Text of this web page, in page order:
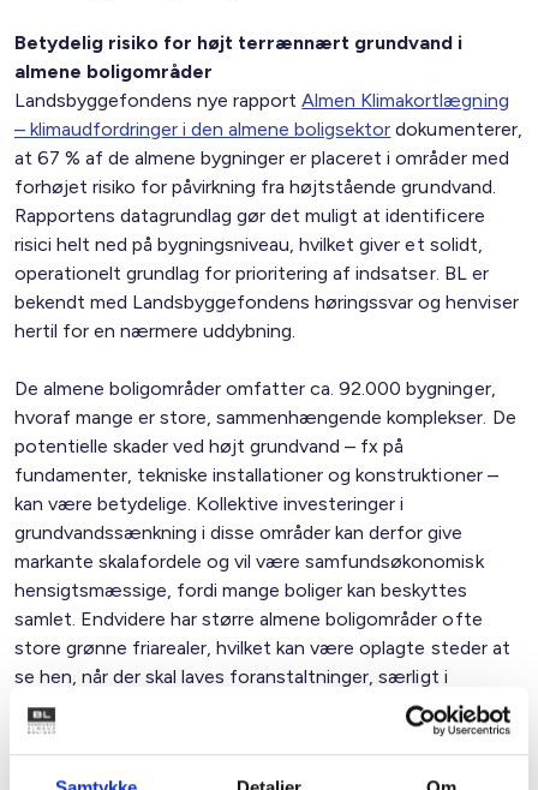
Betydelig risiko for højt terrænnært grundvand i
almene boligområder
Landsbyggefondens nye rapportAlmen Klimakortlægning
– klimaudfordringer i den almene boligsektor dokumenterer,
at 67 % af de almene bygninger er placeret i områder med
forhøjet risiko for påvirkning fra højtstående grundvand.
Rapportens datagrundlag gør det muligt at identificere
risici helt ned på bygningsniveau, hvilket giver et solidt,
operationelt grundlag for prioritering af indsatser. BL er
bekendt med Landsbyggefondens høringssvar og henviser
hertil for en nærmere uddybning.
De almene boligområder omfatter ca. 92.000 bygninger,
hvoraf mange er store, sammenhængende komplekser. De
potentielle skader ved højt grundvand – fx på
fundamenter, tekniske installationer og konstruktioner –
kan være betydelige. Kollektive investeringer i
grundvandssænkning i disse områder kan derfor give
markante skalafordele og vil være samfundsøkonomisk
hensigtsmæssige, fordi mange boliger kan beskyttes
samlet. Endvidere har større almene boligområder ofte
store grønne friarealer, hvilket kan være oplagte steder at
se hen, når der skal laves foranstaltninger, særligt i
”bytætte” områder.
Hensyn til socialt og økonomisk sårbare beboere